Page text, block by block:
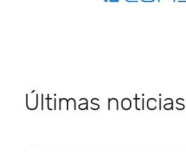
Últimas noticias